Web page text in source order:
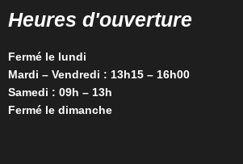
Heures d'ouverture
Fermé le lundi
Mardi – Vendredi : 13h15 – 16h00
Samedi : 09h – 13h
Fermé le dimanche